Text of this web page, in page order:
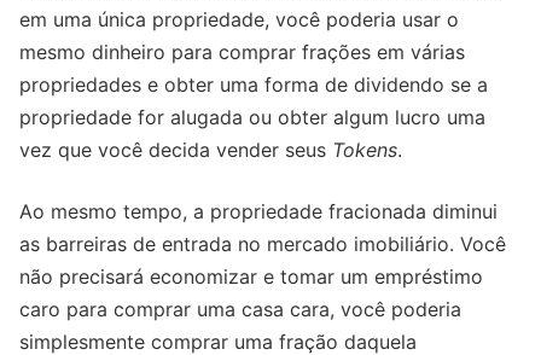
em uma única propriedade, você poderia usar o
mesmo dinheiro para comprar frações em várias
propriedades e obter uma forma de dividendo se a
propriedade for alugada ou obter algum lucro uma
vez que você decida vender seus Tokens.
Ao mesmo tempo, a propriedade fracionada diminui
as barreiras de entrada no mercado imobiliário. Você
não precisará economizar e tomar um empréstimo
caro para comprar uma casa cara, você poderia
simplesmente comprar uma fração daquela